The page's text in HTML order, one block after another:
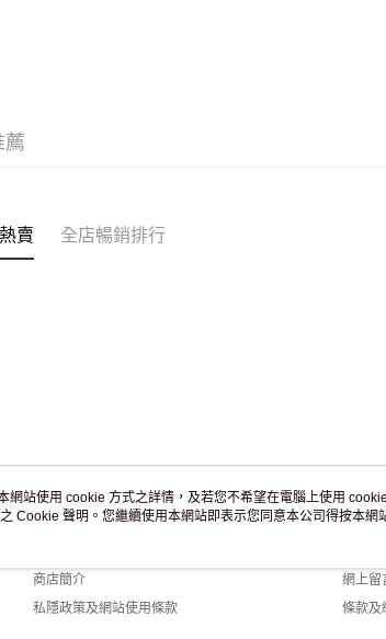
薦
賣 全店暢銷排行
關於我們
商店簡介
私隱政策及網站使用條款
客戶
網上留
條款及
網站使用 cookie 方式之詳情，及若您不希望在電腦上使用
Cookie 聲明。您繼續使用本網站即表示您同意本公司得按本網